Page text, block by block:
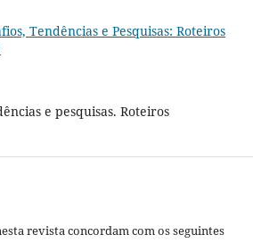
Tendências e Pesquisas: Roteiros
e pesquisas. Roteiros
revista concordam com os seguintes